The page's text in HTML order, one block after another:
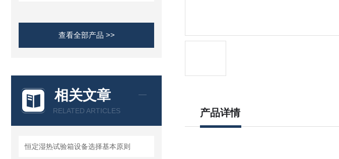
查看全部产品 >>
相关文章
RELATED ARTICLES
恒定湿热试验箱设备选择基本原则
产品详情